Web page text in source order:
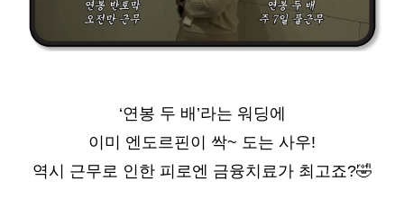
‘연봉 두 배’라는 워딩에
이미 엔도르핀이 싹~ 도는 사우!
역시 근무로 인한 피로엔 금융치료가 최고죠?🤣